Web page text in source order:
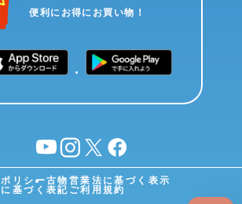
便利にお得にお買い物！
YouTubeinstagram
X facebook
リシー古物営業法に基づく表示
基づく表記 ご利用規約